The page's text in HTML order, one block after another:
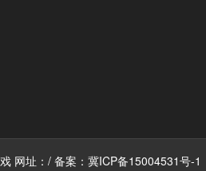
网址：/ 备案： 冀ICP备15004531号-1